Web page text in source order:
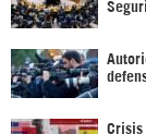
Crisis